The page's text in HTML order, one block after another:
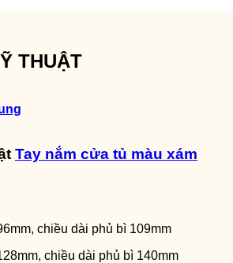
THUẬT
Tay nắm cửa tủ màu xám
chiều dài phủ bì 109mm
chiều dài phủ bì 140mm